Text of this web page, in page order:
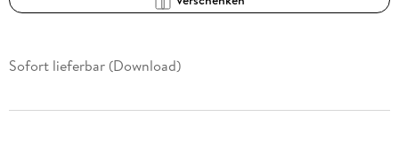
Sofort lieferbar (Download)